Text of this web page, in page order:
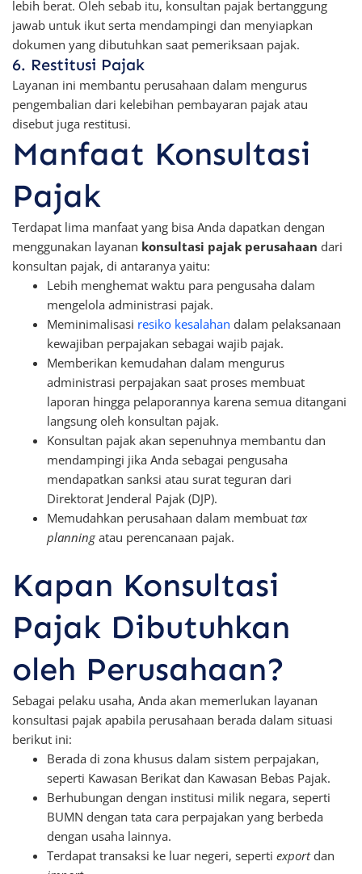
lebih berat. Oleh sebab itu, konsultan pajak bertanggung
jawab untuk ikut serta mendampingi dan menyiapkan
dokumen yang dibutuhkan saat pemeriksaan pajak.
6. Restitusi Pajak
Layanan ini membantu perusahaan dalam mengurus
pengembalian dari kelebihan pembayaran pajak atau
disebut juga restitusi.
Manfaat Konsultasi
Pajak
Terdapat lima manfaat yang bisa Anda dapatkan dengan
menggunakan layanan konsultasi pajak perusahaan dari
konsultan pajak, di antaranya yaitu:
Lebih menghemat waktu para pengusaha dalam
mengelola administrasi pajak.
Meminimalisasi resiko kesalahan dalam pelaksanaan
kewajiban perpajakan sebagai wajib pajak.
Memberikan kemudahan dalam mengurus
administrasi perpajakan saat proses membuat
laporan hingga pelaporannya karena semua ditangani
langsung oleh konsultan pajak.
Konsultan pajak akan sepenuhnya membantu dan
mendampingi jika Anda sebagai pengusaha
mendapatkan sanksi atau surat teguran dari
Direktorat Jenderal Pajak (DJP).
Memudahkan perusahaan dalam membuattax
planningatau perencanaan pajak.
Kapan Konsultasi
Pajak Dibutuhkan
oleh Perusahaan?
Sebagai pelaku usaha, Anda akan memerlukan layanan
konsultasi pajak apabila perusahaan berada dalam situasi
berikut ini:
Berada di zona khusus dalam sistem perpajakan,
seperti Kawasan Berikat dan Kawasan Bebas Pajak.
Berhubungan dengan institusi milik negara, seperti
BUMN dengan tata cara perpajakan yang berbeda
dengan usaha lainnya.
Terdapat transaksi ke luar negeri, sepertiexport dan